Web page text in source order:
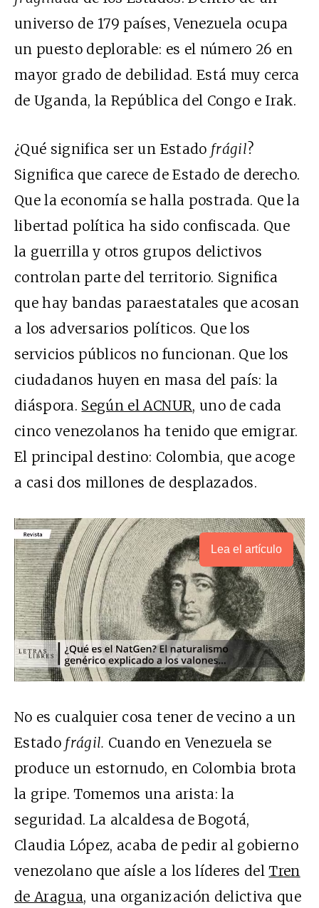
universo de 179 países, Venezuela ocupa
un puesto deplorable: es el número 26 en
mayor grado de debilidad. Está muy cerca
de Uganda, la República del Congo e Irak.
¿Qué significa ser un Estado frágil?
Significa que carece de Estado de derecho.
Que la economía se halla postrada. Que la
libertad política ha sido confiscada. Que
la guerrilla y otros grupos delictivos
controlan parte del territorio. Significa
que hay bandas paraestatales que acosan
a los adversarios políticos. Que los
servicios públicos no funcionan. Que los
ciudadanos huyen en masa del país: la
diáspora. Según el ACNUR, uno de cada
cinco venezolanos ha tenido que emigrar.
El principal destino: Colombia, que acoge
a casi dos millones de desplazados.
Lea el artículo
No es cualquier cosa tener de vecino a un
Estado frágil. Cuando en Venezuela se
produce un estornudo, en Colombia brota
la gripe. Tomemos una arista: la
seguridad. La alcaldesa de Bogotá,
Claudia López, acaba de pedir al gobierno
venezolano que aísle a los líderes delTren
de Aragua, una organización delictiva que